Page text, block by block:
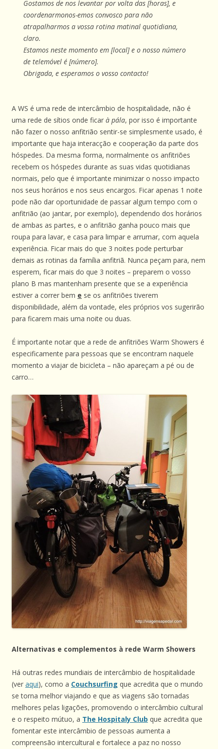
Gostamos de nos levantar por volta das [horas], e
coordenarmonos-emos convosco para não
atrapalharmos a vossa rotina matinal quotidiana,
claro.
Estamos neste momento em [local] e o nosso número
de telemóvel é [número].
Obrigada, e esperamos o vosso contacto!
A WS é uma rede de intercâmbio de hospitalidade, não é
uma rede de sítios onde ficar à pála, por isso é importante
não fazer o nosso anfitrião sentir-se simplesmente usado, é
importante que haja interacção e cooperação da parte dos
hóspedes. Da mesma forma, normalmente os anfitriões
recebem os hóspedes durante as suas vidas quotidianas
normais, pelo que é importante minimizar o nosso impacto
nos seus horários e nos seus encargos. Ficar apenas 1 noite
pode não dar oportunidade de passar algum tempo com o
anfitrião (ao jantar, por exemplo), dependendo dos horários
de ambas as partes, e o anfitrião ganha pouco mais que
roupa para lavar, e casa para limpar e arrumar, com aquela
experiência. Ficar mais do que 3 noites pode perturbar
demais as rotinas da família anfitriã. Nunca peçam para, nem
esperem, ficar mais do que 3 noites – preparem o vosso
plano B mas mantenham presente que se a experiência
estiver a correr bem e se os anfitriões tiverem
disponibilidade, além da vontade, eles próprios vos sugerirão
para ficarem mais uma noite ou duas.
É importante notar que a rede de anfitriões Warm Showers é
especificamente para pessoas que se encontram naquele
momento a viajar de bicicleta – não apareçam a pé ou de
carro…
Alternativas e complementos à rede Warm Showers
Há outras redes mundiais de intercâmbio de hospitalidade
(ver aqui), como a Couchsurfing que acredita que o mundo
se torna melhor viajando e que as viagens são tornadas
melhores pelas ligações, promovendo o intercâmbio cultural
e o respeito mútuo, a The Hospitaly Club que acredita que
fomentar este intercâmbio de pessoas aumenta a
compreensão intercultural e fortalece a paz no nosso